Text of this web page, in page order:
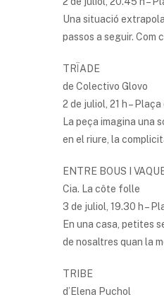
Una situació
passos a seguir. Com
TRÏADE
de Colectivo Glovo
2 de juliol, 21 h –
La peça imagina una
en el riure, la
ENTRE BOUS I
Cia. La côte folle
3 de juliol, 19.30 h –
En una casa, petites
de nosaltres quan la
TRIBE
d’Elena Puchol